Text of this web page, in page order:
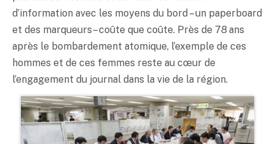
d’information avec les moyens du bord – un paperboard
et des marqueurs – coûte que coûte. Près de 78 ans
après le bombardement atomique, l’exemple de ces
hommes et de ces femmes reste au cœur de
l’engagement du journal dans la vie de la région.